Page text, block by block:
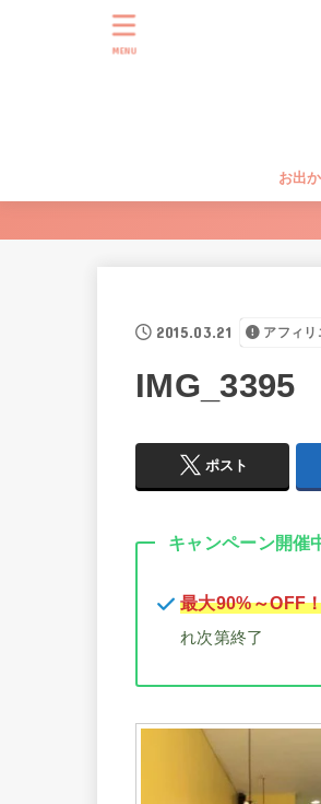
お出
MENU
2015.03.21 アフィリ
IMG_3395
ポスト
キャンペーン開催
最大90%～OFF
れ次第終了